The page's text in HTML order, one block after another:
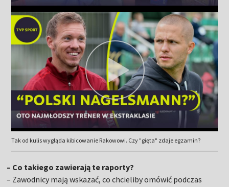
Tak od kulis wygląda kibicowanie Rakowowi. Czy "gięta" zdaje egzamin?
– Co takiego zawierają te raporty?
– Zawodnicy mają wskazać, co chcieliby omówić podczas